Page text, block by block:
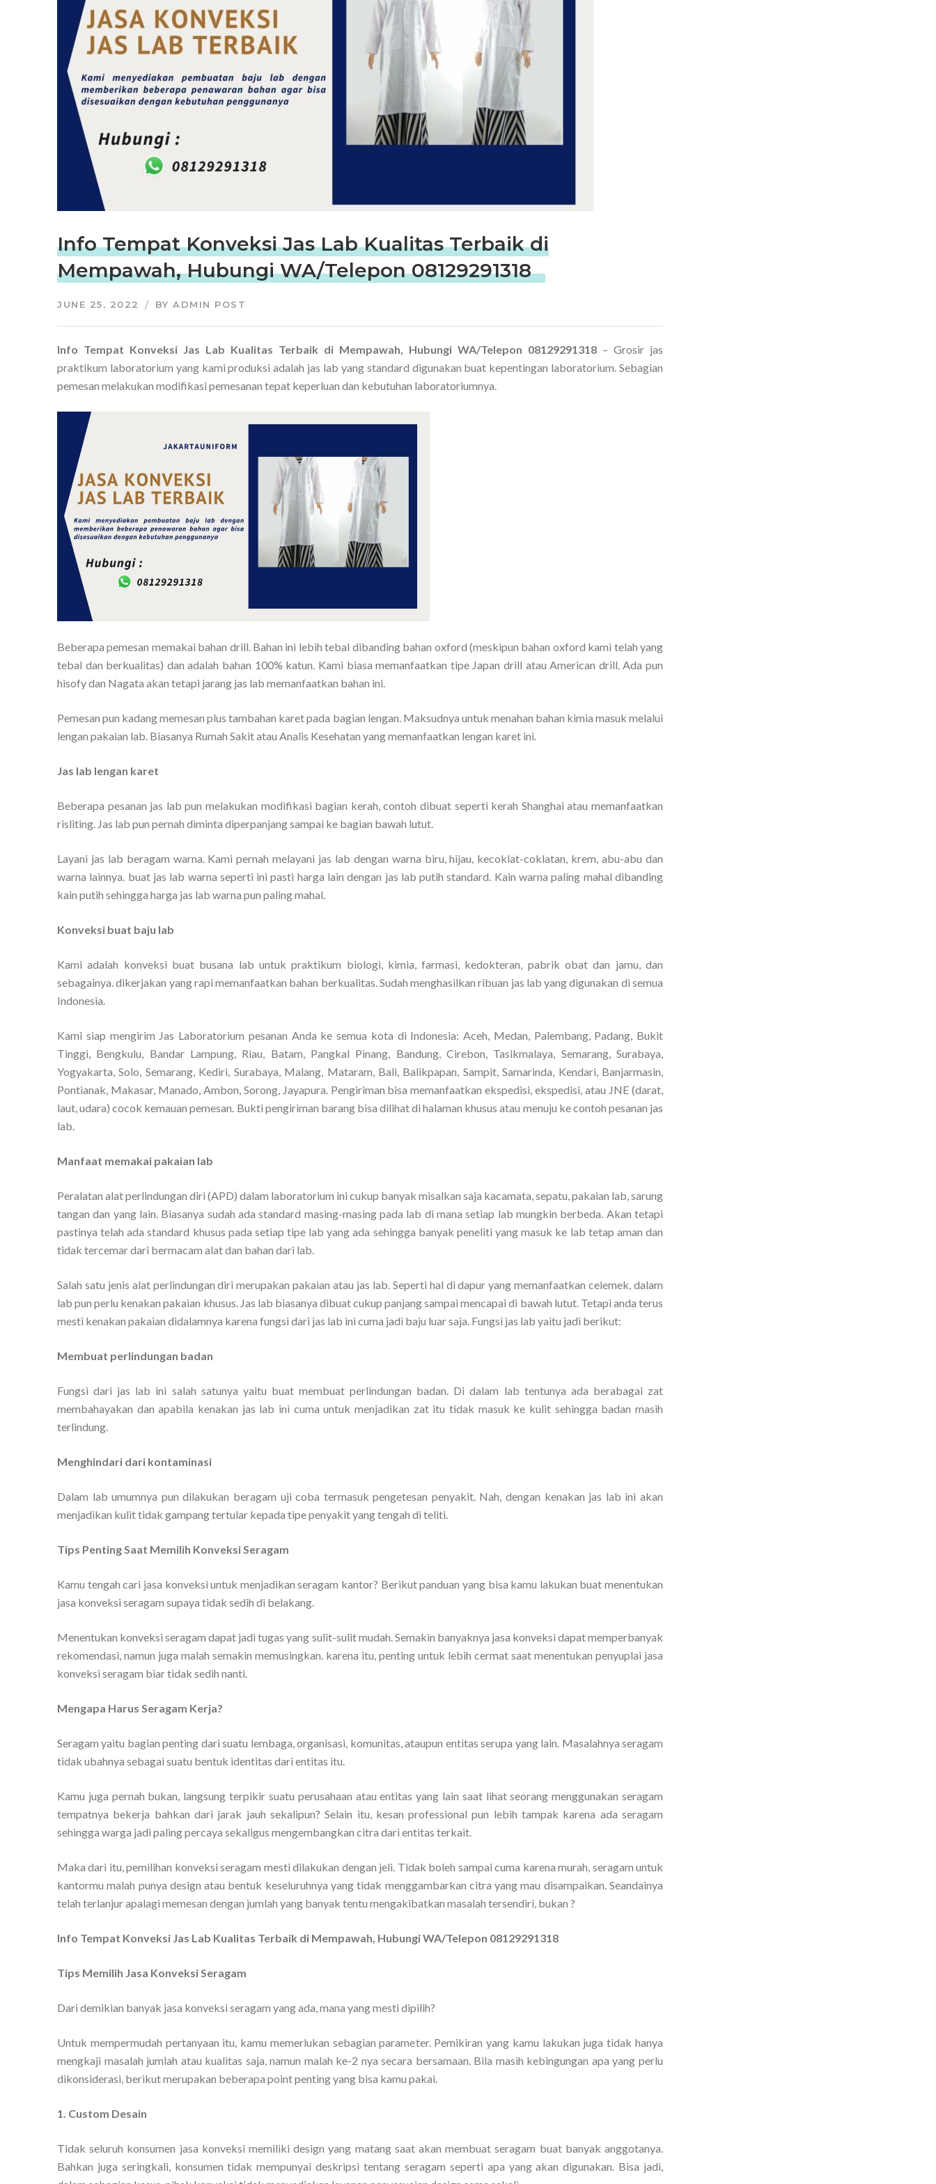
Info Tempat Konveksi Jas Lab Kualitas Terbaik di
Mempawah, Hubungi WA/Telepon 08129291318
JUNE 25, 2022 BY ADMIN POST
Info Tempat Konveksi Jas Lab Kualitas Terbaik di Mempawah, Hubungi WA/Telepon 08129291318 – Grosir jas
praktikum laboratorium yang kami produksi adalah jas lab yang standard digunakan buat kepentingan laboratorium. Sebagian
pemesan melakukan modifikasi pemesanan tepat keperluan dan kebutuhan laboratoriumnya.
Beberapa pemesan memakai bahan drill. Bahan ini lebih tebal dibanding bahan oxford (meskipun bahan oxford kami telah yang
tebal dan berkualitas) dan adalah bahan 100% katun. Kami biasa memanfaatkan tipe Japan drill atau American drill. Ada pun
hisofy dan Nagata akan tetapi jarang jas lab memanfaatkan bahan ini.
Pemesan pun kadang memesan plus tambahan karet pada bagian lengan. Maksudnya untuk menahan bahan kimia masuk melalui
lengan pakaian lab. Biasanya Rumah Sakit atau Analis Kesehatan yang memanfaatkan lengan karet ini.
Jas lab lengan karet
Beberapa pesanan jas lab pun melakukan modifikasi bagian kerah, contoh dibuat seperti kerah Shanghai atau memanfaatkan
risliting. Jas lab pun pernah diminta diperpanjang sampai ke bagian bawah lutut.
Layani jas lab beragam warna. Kami pernah melayani jas lab dengan warna biru, hijau, kecoklat-coklatan, krem, abu-abu dan
warna lainnya. buat jas lab warna seperti ini pasti harga lain dengan jas lab putih standard. Kain warna paling mahal dibanding
kain putih sehingga harga jas lab warna pun paling mahal.
Konveksi buat baju lab
Kami adalah konveksi buat busana lab untuk praktikum biologi, kimia, farmasi, kedokteran, pabrik obat dan jamu, dan
sebagainya. dikerjakan yang rapi memanfaatkan bahan berkualitas. Sudah menghasilkan ribuan jas lab yang digunakan di semua
Indonesia.
Kami siap mengirim Jas Laboratorium pesanan Anda ke semua kota di Indonesia: Aceh, Medan, Palembang, Padang, Bukit
Tinggi, Bengkulu, Bandar Lampung, Riau, Batam, Pangkal Pinang, Bandung, Cirebon, Tasikmalaya, Semarang, Surabaya,
Yogyakarta, Solo, Semarang, Kediri, Surabaya, Malang, Mataram, Bali, Balikpapan, Sampit, Samarinda, Kendari, Banjarmasin,
Pontianak, Makasar, Manado, Ambon, Sorong, Jayapura. Pengiriman bisa memanfaatkan ekspedisi, ekspedisi, atau JNE (darat,
laut, udara) cocok kemauan pemesan. Bukti pengiriman barang bisa dilihat di halaman khusus atau menuju ke contoh pesanan jas
lab.
Manfaat memakai pakaian lab
Peralatan alat perlindungan diri (APD) dalam laboratorium ini cukup banyak misalkan saja kacamata, sepatu, pakaian lab, sarung
tangan dan yang lain. Biasanya sudah ada standard masing-masing pada lab di mana setiap lab mungkin berbeda. Akan tetapi
pastinya telah ada standard khusus pada setiap tipe lab yang ada sehingga banyak peneliti yang masuk ke lab tetap aman dan
tidak tercemar dari bermacam alat dan bahan dari lab.
Salah satu jenis alat perlindungan diri merupakan pakaian atau jas lab. Seperti hal di dapur yang memanfaatkan celemek, dalam
lab pun perlu kenakan pakaian khusus. Jas lab biasanya dibuat cukup panjang sampai mencapai di bawah lutut. Tetapi anda terus
mesti kenakan pakaian didalamnya karena fungsi dari jas lab ini cuma jadi baju luar saja. Fungsi jas lab yaitu jadi berikut:
Membuat perlindungan badan
Fungsi dari jas lab ini salah satunya yaitu buat membuat perlindungan badan. Di dalam lab tentunya ada berabagai zat
membahayakan dan apabila kenakan jas lab ini cuma untuk menjadikan zat itu tidak masuk ke kulit sehingga badan masih
terlindung.
Menghindari dari kontaminasi
Dalam lab umumnya pun dilakukan beragam uji coba termasuk pengetesan penyakit. Nah, dengan kenakan jas lab ini akan
menjadikan kulit tidak gampang tertular kepada tipe penyakit yang tengah di teliti.
Tips Penting Saat Memilih Konveksi Seragam
Kamu tengah cari jasa konveksi untuk menjadikan seragam kantor? Berikut panduan yang bisa kamu lakukan buat menentukan
jasa konveksi seragam supaya tidak sedih di belakang.
Menentukan konveksi seragam dapat jadi tugas yang sulit-sulit mudah. Semakin banyaknya jasa konveksi dapat memperbanyak
rekomendasi, namun juga malah semakin memusingkan. karena itu, penting untuk lebih cermat saat menentukan penyuplai jasa
konveksi seragam biar tidak sedih nanti.
Mengapa Harus Seragam Kerja?
Seragam yaitu bagian penting dari suatu lembaga, organisasi, komunitas, ataupun entitas serupa yang lain. Masalahnya seragam
tidak ubahnya sebagai suatu bentuk identitas dari entitas itu.
Kamu juga pernah bukan, langsung terpikir suatu perusahaan atau entitas yang lain saat lihat seorang menggunakan seragam
tempatnya bekerja bahkan dari jarak jauh sekalipun? Selain itu, kesan professional pun lebih tampak karena ada seragam
sehingga warga jadi paling percaya sekaligus mengembangkan citra dari entitas terkait.
Maka dari itu, pemilihan konveksi seragam mesti dilakukan dengan jeli. Tidak boleh sampai cuma karena murah, seragam untuk
kantormu malah punya design atau bentuk keseluruhnya yang tidak menggambarkan citra yang mau disampaikan. Seandainya
telah terlanjur apalagi memesan dengan jumlah yang banyak tentu mengakibatkan masalah tersendiri, bukan ?
Info Tempat Konveksi Jas Lab Kualitas Terbaik di Mempawah, Hubungi WA/Telepon 08129291318
Tips Memilih Jasa Konveksi Seragam
Dari demikian banyak jasa konveksi seragam yang ada, mana yang mesti dipilih?
Untuk mempermudah pertanyaan itu, kamu memerlukan sebagian parameter. Pemikiran yang kamu lakukan juga tidak hanya
mengkaji masalah jumlah atau kualitas saja, namun malah ke-2 nya secara bersamaan. Bila masih kebingungan apa yang perlu
dikonsiderasi, berikut merupakan beberapa point penting yang bisa kamu pakai.
1. Custom Desain
Tidak seluruh konsumen jasa konveksi memiliki design yang matang saat akan membuat seragam buat banyak anggotanya.
Bahkan juga seringkali, konsumen tidak mempunyai deskripsi tentang seragam seperti apa yang akan digunakan. Bisa jadi,